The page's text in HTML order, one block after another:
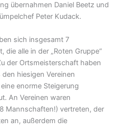
übernahmen Daniel Beetz und
Peter Kudack.
sich insgesamt 7
alle in der „Roten Gruppe“
der Ortsmeisterschaft haben
hiesigen Vereinen
enorme Steigerung
An Vereinen waren
Mannschaften!) vertreten, der
an, außerdem die